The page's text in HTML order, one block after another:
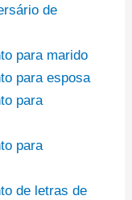
de
para marido
para esposa
para
para
de letras de